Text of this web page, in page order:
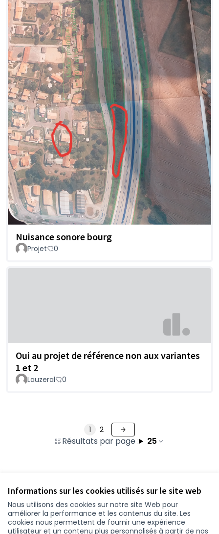
Informations sur les cookies utilisés sur le site web
Nous utilisons des cookies sur notre site Web pour
améliorer la performance et les contenus du site. Les
cookies nous permettent de fournir une expérience
utilisateur et un contenu plus personnalisés à partir de nos
Nuisance sonore bourg
Projet 0
Oui au projet de référence non aux variantes
1 et 2
Lauzeral 0
Résultats par page : 25
1 2
Conditions d'utilisation
Paramètres des cookies